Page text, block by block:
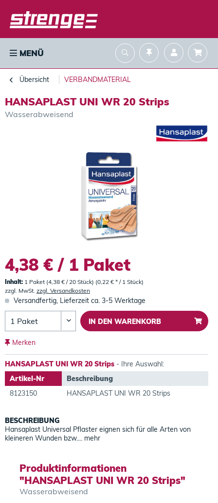
MENÜ
Übersicht VERBANDMATERIAL
HANSAPLAST UNI WR 20 Strips
Wasserabweisend
4,38 € / 1 Paket
Inhalt: 1 Paket (4,38 € / 20 Stück) (0,22 € * / 1 Stück)
zzgl. MwSt. zzgl. Versandkosten
Versandfertig, Lieferzeit ca. 3-5 Werktage
IN DEN WARENKORB
Merken
HANSAPLAST UNI WR 20 Strips - Ihre Auswahl:
Artikel-Nr
Beschreibung
8123150
HANSAPLAST UNI WR 20 Strips
BESCHREIBUNG
Hansaplast Universal Pflaster eignen sich für alle Arten von
kleineren Wunden bzw.... mehr
Produktinformationen
"HANSAPLAST UNI WR 20 Strips"
Wasserabweisend